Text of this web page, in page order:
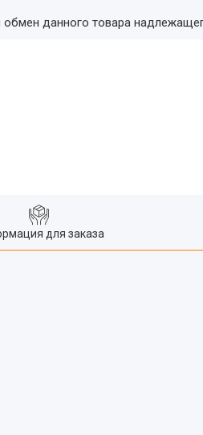
обмен данного товара
для заказа